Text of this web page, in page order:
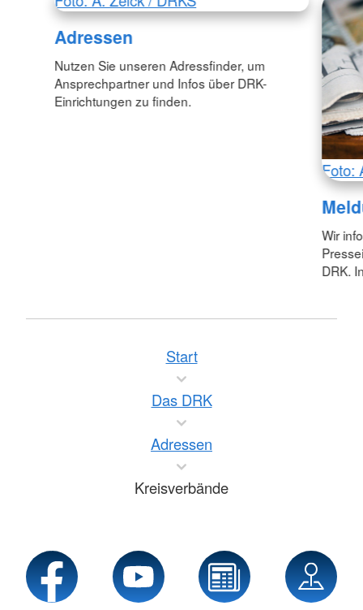
Adressen
Nutzen Sie unseren Adressfinder, um
Ansprechpartner und Infos über DRK-
Einrichtungen zu finden.
Foto:
Wir
DRK.
Start
Das DRK
Adressen
Kreisverbände